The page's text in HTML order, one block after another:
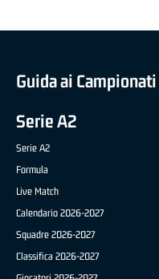
Guida ai
Serie A2
Serie A2
Formula
Live Match
Calendario 2026-2027
Squadre 2026-2027
Classifica 2026-2027